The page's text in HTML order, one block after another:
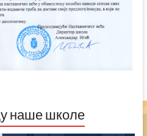
наше школе